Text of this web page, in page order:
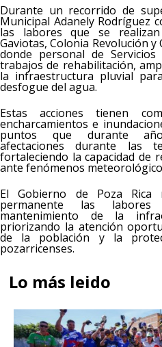
Durante un recorrido de
Municipal Adanely Rodríguez
las labores que se
Gaviotas, Colonia Revolución
donde personal de
trabajos de rehabilitación,
la infraestructura pluvial
desfogue del agua.
Estas acciones tienen
encharcamientos e
puntos que durante
afectaciones durante las
fortaleciendo la capacidad de
ante fenómenos
El Gobierno de Poza Rica
permanente las
mantenimiento de la
priorizando la atención
de la población y la
pozarricenses.
Lo más leido